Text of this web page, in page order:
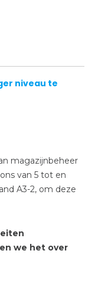
niveau te
magazijnbeheer
van 5 tot en
A3-2, om deze
we het over